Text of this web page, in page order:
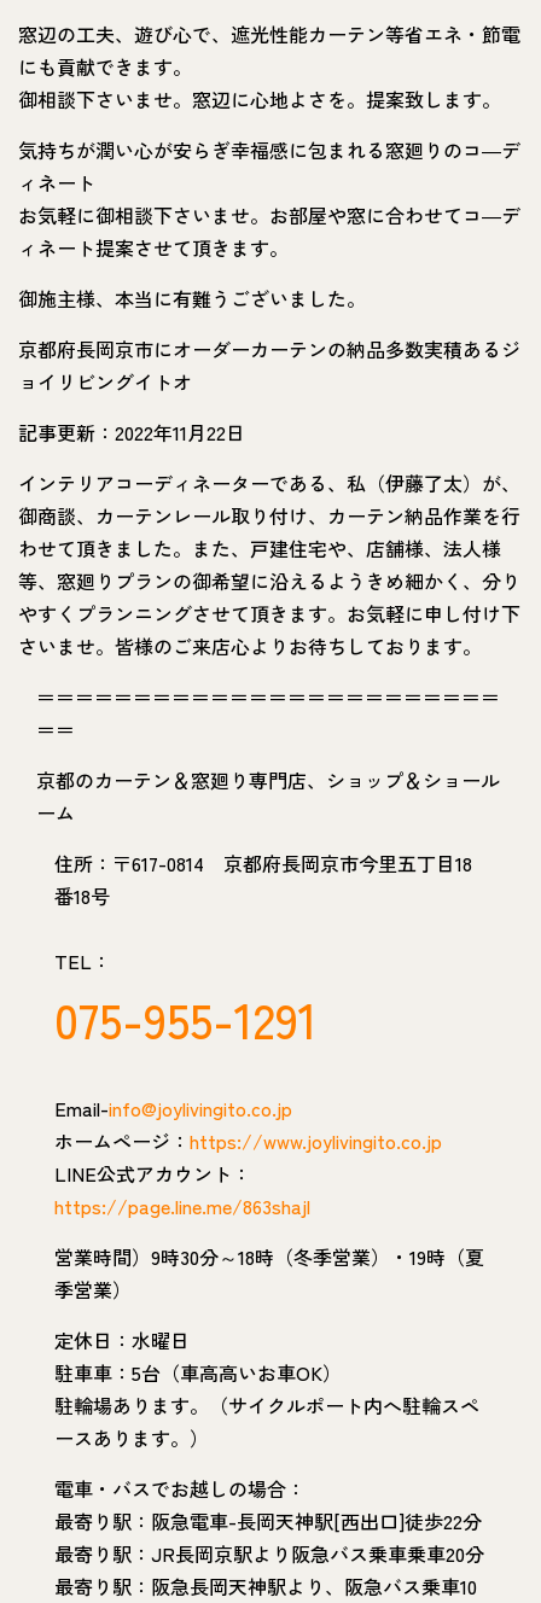
窓辺の工夫、遊び心で、遮光性能カーテン等省エネ・節電
にも貢献できます。
御相談下さいませ。窓辺に心地よさを。提案致します。
気持ちが潤い心が安らぎ幸福感に包まれる窓廻りのコ―デ
ィネート
お気軽に御相談下さいませ。お部屋や窓に合わせてコ―デ
ィネート提案させて頂きます。
御施主様、本当に有難うございました。
京都府長岡京市にオーダーカーテンの納品多数実積あるジ
ョイリビングイトオ
記事更新：2022年11月22日
インテリアコーディネーターである、私（伊藤了太）が、
御商談、カーテンレール取り付け、カーテン納品作業を行
わせて頂きました。また、戸建住宅や、店舗様、法人様
等、窓廻りプランの御希望に沿えるようきめ細かく、分り
やすくプランニングさせて頂きます。お気軽に申し付け下
さいませ。皆様のご来店心よりお待ちしております。
＝＝＝＝＝＝＝＝＝＝＝＝＝＝＝＝＝＝＝＝＝＝＝＝
＝＝
京都のカーテン＆窓廻り専門店、ショップ＆ショール
ーム
住所：〒617-0814 京都府長岡京市今里五丁目18
番18号
TEL：
075-955-1291
Email-info@joylivingito.co.jp
ホームページ： https://www.joylivingito.co.jp
LINE公式アカウント：
https://page.line.me/863shajl
営業時間）9時30分～18時（冬季営業）・19時（夏
季営業）
定休日：水曜日
駐車車：5台（車高高いお車OK）
駐輪場あります。（サイクルポート内へ駐輪スペ
ースあります。）
電車・バスでお越しの場合：
最寄り駅：阪急電車-長岡天神駅[西出口]徒歩22分
最寄り駅：JR長岡京駅より阪急バス乗車乗車20分
最寄り駅：阪急長岡天神駅より、阪急バス乗車10